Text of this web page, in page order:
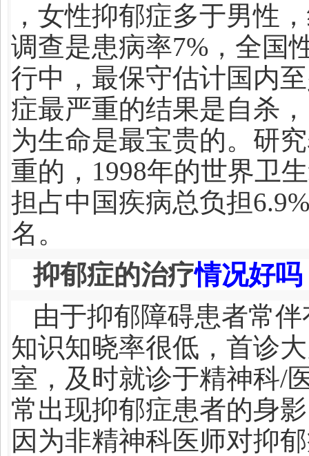
，女性抑郁症多于男性
调查是患病率7%，全国
行中，最保守估计国内
症最严重的结果是自杀
为生命是最宝贵的。研
重的，1998年的世界卫
担占中国疾病总负担
名。
抑郁症的治疗情况好吗
由于抑郁障碍患者常
知识知晓率很低，首诊
室，及时就诊于精神科/
常出现抑郁症患者的身
因为非精神科医师对抑